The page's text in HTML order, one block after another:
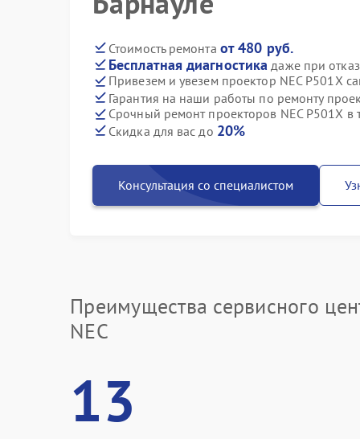
Стоимость ремонта от 480 руб.
Бесплатная диагностика даже при
Привезем и увезем проектор NEC P501X
Гарантия на наши работы по ремонту
Срочный ремонт проекторов NEC P501X в
Скидка для вас до 20%
Консультация со специалистом
Преимущества сервисного
NEC
13